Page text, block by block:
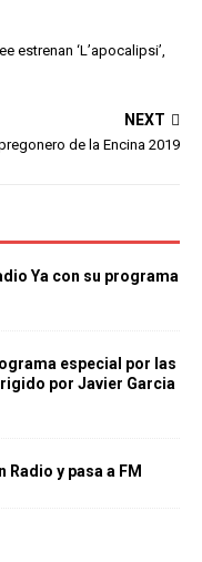
estrenan ‘L’apocalipsi’,
NEXT
de la Encina 2019
Ya con su programa
especial por las
por Javier Garcia
y pasa a FM